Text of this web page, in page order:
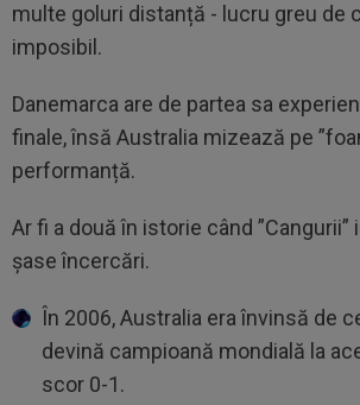
multe goluri distanță - lucru greu de
imposibil.
Danemarca are de partea sa
finale, însă Australia mizează pe
performanță.
Ar fi a două în istorie când ”Cangurii”
șase încercări.
În 2006, Australia era învinsă de
devină campioană mondială la
scor 0-1.